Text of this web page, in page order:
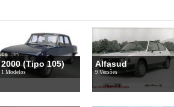
2000 (Tipo 105)
1 Modelos
Alfasud
9 Versões